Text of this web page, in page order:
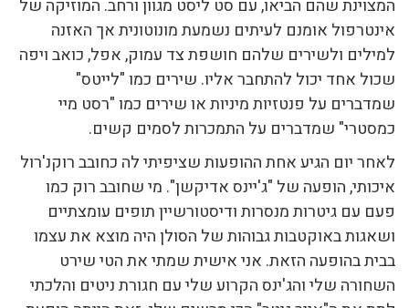
המצוינת שהם הביאו, עם סט ליסט מגוון ורחב. המוזיקה של
אינטרפול אומנם לעיתים נשמעת מונוטונית אך האזנה
למילים ולשירים שלהם חושפת צד עמוק, אפל, כואב ויפה
שכול אחד יכול להתחבר אליו. שירים כמו "לייטס"
שמדברים על פנטזיות מיניות או שירים כמו "רסט מיי
כמסטרי" שמדברים על התמכרות לסמים קשים.
לאחר יום הגיע אחת ההופעות שציפיתי לה כחובב רוקנ'רול
איכותי, הופעה של "ג'יינס אדיקשן". מי שחובב רוק כמו
פעם עם גיטרות מנסרות ודיסטורשיין תופים עומצתיים
ושאגות באוקטבות גבוהות של הסולן היה מוצא את עצמו
בבית בהופעה הזאת. אני אישית שמתי את הטי שירט
השחורה שלי והג'ינס הקרוע שלי עם חגורת ניטים והלכתי